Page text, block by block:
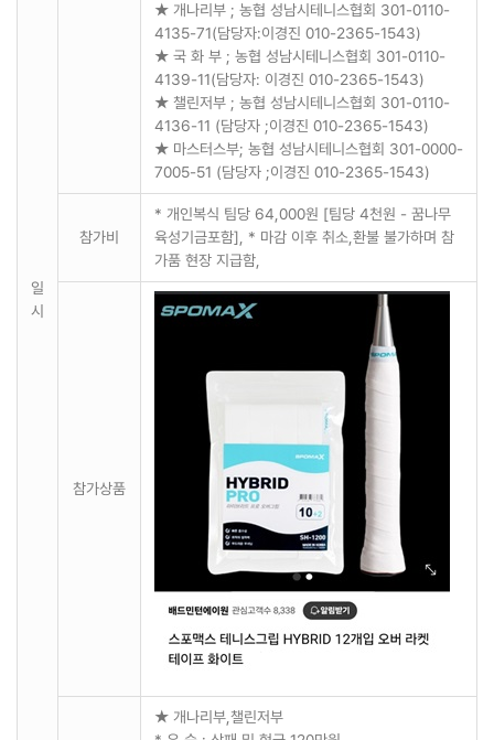
일
시
★ 개나리부 ; 농협 성남시테니스협회 301-0110-
4135-71(담당자:이경진 010-2365-1543)
★ 국 화 부 ; 농협 성남시테니스협회 301-0110-
4139-11(담당자: 이경진 010-2365-1543)
★ 챌린저부 ; 농협 성남시테니스협회 301-0110-
4136-11 (담당자 ;이경진 010-2365-1543)
★ 마스터스부; 농협 성남시테니스협회 301-0000-
7005-51 (담당자 ;이경진 010-2365-1543)
참가비
* 개인복식 팀당 64,000원 [팀당 4천원 - 꿈나무
육성기금포함], * 마감 이후 취소,환불 불가하며 참
가품 현장 지급함,
참가상품
★ 개나리부,챌린저부